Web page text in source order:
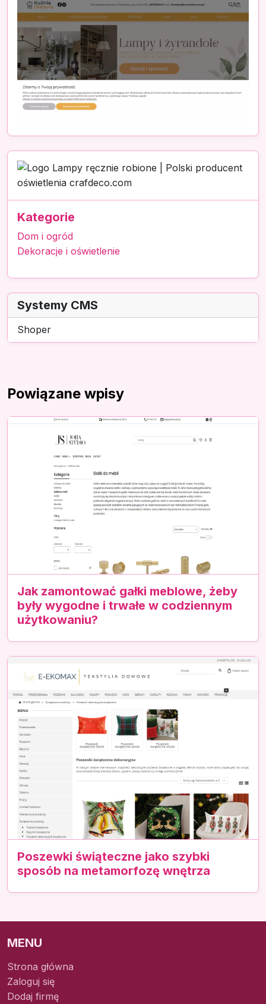
Kategorie
Dom i ogród
Dekoracje i oświetlenie
Systemy CMS
Shoper
Powiązane wpisy
Jak zamontować gałki meblowe, żeby
były wygodne i trwałe w codziennym
użytkowaniu?
Poszewki świąteczne jako szybki
sposób na metamorfozę wnętrza
MENU
Strona główna
Zaloguj się
Dodaj firmę